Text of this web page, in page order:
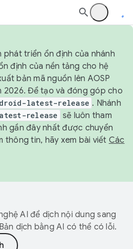
phát triển ổn định của nhánh
định của nền tảng cho hệ
bản mã nguồn lên AOSP
2026. Để tạo và đóng góp cho
latest-release . Nhánh
release sẽ luôn tham
gần đây nhất được chuyển
thông tin, hãy xem bài viết Các
AI để dịch nội dung sang
dịch bằng AI có thể có lỗi.